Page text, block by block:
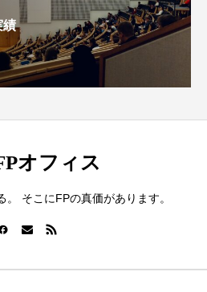
績
オフィス
。 そこにFPの真価があります。